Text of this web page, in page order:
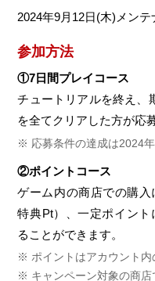
2024年9月12日(木)メン
参加方法
①7日間プレイコース
チュートリアルを終え、
を全てクリアした方が応
応募条件の達成は2024
②ポイントコース
ゲーム内の商店での購
特典Pt）、一定ポイン
ることができます。
ポイントはアカウント内
キャンペーン対象の商